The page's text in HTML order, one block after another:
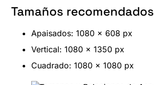
Tamaños recomendados
Apaisados: 1080 x 608 px
Vertical: 1080 x 1350 px
Cuadrado: 1080 x 1080 px